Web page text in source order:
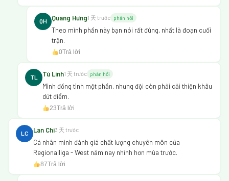
QH Quang Hưng1 天 trước phản hồi
Theo mình phần này bạn nói rất đúng, nhất là đoạn cuối
trận.
0Trả lời
TL Tú Linh1 天 trước phản hồi
Mình đồng tình một phần, nhưng đội còn phải cải thiện khâu
dứt điểm.
23Trả lời
LC Lan Chi3 天 trước
Cá nhân mình đánh giá chất lượng chuyên môn của
Regionalliga - West năm nay nhỉnh hơn mùa trước.
87Trả lời